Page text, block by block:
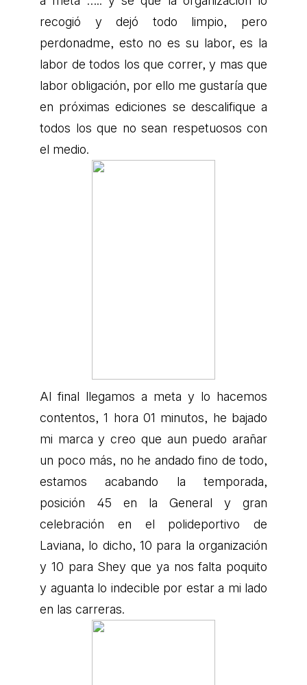
recogió y dejó todo limpio, pero
perdonadme, esto no es su labor, es la
labor de todos los que correr, y mas que
labor obligación, por ello me gustaría que
en próximas ediciones se descalifique a
todos los que no sean respetuosos con
el medio.
Al final llegamos a meta y lo hacemos
contentos, 1 hora 01 minutos, he bajado
mi marca y creo que aun puedo arañar
un poco más, no he andado fino de todo,
estamos acabando la temporada,
posición 45 en la General y gran
celebración en el polideportivo de
Laviana, lo dicho, 10 para la organización
y 10 para Shey que ya nos falta poquito
y aguanta lo indecible por estar a mi lado
en las carreras.